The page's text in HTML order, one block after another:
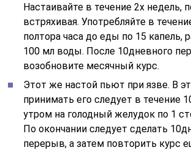
Настаивайте в течение 2х недель,
встряхивая. Употребляйте в
полтора часа до еды по 15 капель,
100 мл воды. После 10дневного
возобновите месячный курс.
Этот же настой пьют при язве. В
принимать его следует в течение
утром на голодный желудок по 1
По окончании следует сделать
перерыв, а затем повторить курс